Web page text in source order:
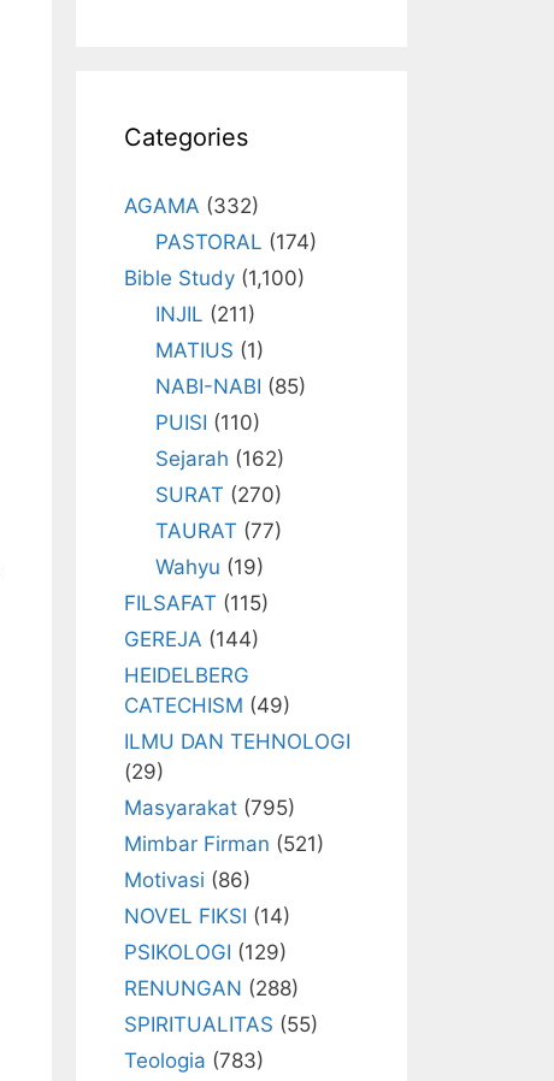
Categories
AGAMA (332)
PASTORAL (174)
Bible Study (1,100)
INJIL (211)
MATIUS (1)
NABI-NABI (85)
PUISI (110)
Sejarah (162)
SURAT (270)
TAURAT (77)
Wahyu (19)
FILSAFAT (115)
GEREJA (144)
HEIDELBERG
CATECHISM (49)
ILMU DAN TEHNOLOGI
(29)
Masyarakat (795)
Mimbar Firman (521)
Motivasi (86)
NOVEL FIKSI (14)
PSIKOLOGI (129)
RENUNGAN (288)
SPIRITUALITAS (55)
Teologia (783)